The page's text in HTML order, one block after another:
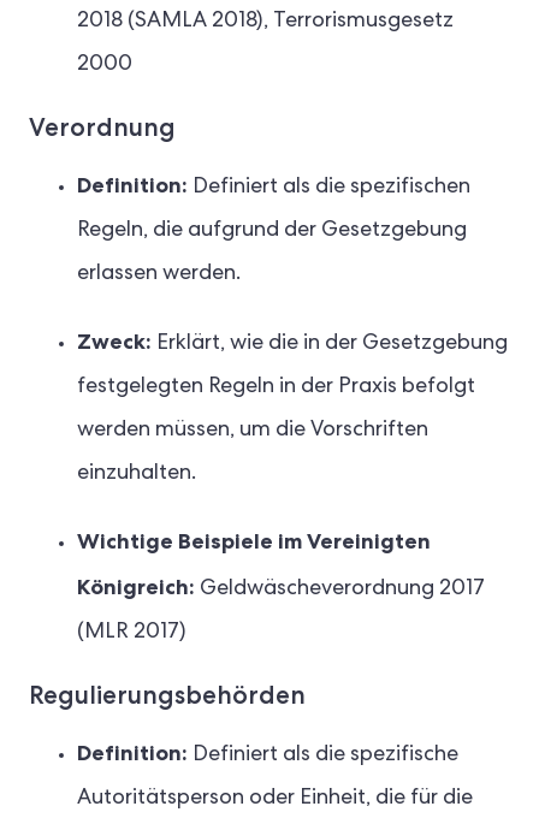
2018 (SAMLA 2018), Terrorismusgesetz
2000
Verordnung
Definition: Definiert als die spezifischen
Regeln, die aufgrund der Gesetzgebung
erlassen werden.
Zweck: Erklärt, wie die in der Gesetzgebung
festgelegten Regeln in der Praxis befolgt
werden müssen, um die Vorschriften
einzuhalten.
Wichtige Beispiele im Vereinigten
Königreich: Geldwäscheverordnung 2017
(MLR 2017)
Regulierungsbehörden
Definition: Definiert als die spezifische
Autoritätsperson oder Einheit, die für die